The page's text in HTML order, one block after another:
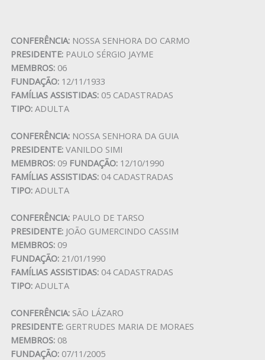
CONFERÊNCIA:NOSSA SENHORA DO CARMO
PRESIDENTE:PAULO SÉRGIO JAYME
MEMBROS:06
FUNDAÇÃO:12/11/1933
FAMÍLIAS ASSISTIDAS:05 CADASTRADAS
TIPO:ADULTA
CONFERÊNCIA:NOSSA SENHORA DA GUIA
PRESIDENTE:VANILDO SIMI
MEMBROS:09 FUNDAÇÃO:12/10/1990
FAMÍLIAS ASSISTIDAS:04 CADASTRADAS
TIPO:ADULTA
CONFERÊNCIA:PAULO DE TARSO
PRESIDENTE:JOÃO GUMERCINDO CASSIM
MEMBROS:09
FUNDAÇÃO:21/01/1990
FAMÍLIAS ASSISTIDAS:04 CADASTRADAS
TIPO:ADULTA
CONFERÊNCIA:SÃO LÁZARO
PRESIDENTE:GERTRUDES MARIA DE MORAES
MEMBROS:08
FUNDAÇÃO:07/11/2005